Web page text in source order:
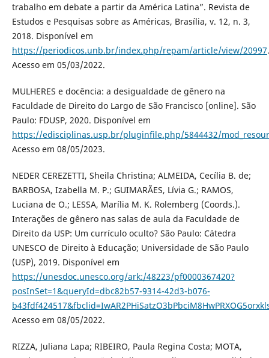
trabalho em debate a partir da América Latina”. Revista de
Estudos e Pesquisas sobre as Américas, Brasília, v. 12, n. 3,
2018. Disponível em
https://periodicos.unb.br/index.php/repam/article/view/20997.
Acesso em 05/03/2022.
MULHERES e docência: a desigualdade de gênero na
Faculdade de Direito do Largo de São Francisco [online]. São
Paulo: FDUSP, 2020. Disponível em
https://edisciplinas.usp.br/pluginfile.php/5844432/
Acesso em 08/05/2023.
NEDER CEREZETTI, Sheila Christina; ALMEIDA, Cecília B. de;
BARBOSA, Izabella M. P.; GUIMARÃES, Lívia G.; RAMOS,
Luciana de O.; LESSA, Marília M. K. Rolemberg (Coords.).
Interações de gênero nas salas de aula da Faculdade de
Direito da USP: Um currículo oculto? São Paulo: Cátedra
UNESCO de Direito à Educação; Universidade de São Paulo
(USP), 2019. Disponível em
https://unesdoc.unesco.org/ark:/48223/pf0000367420?
posInSet=1&queryId=dbc82b57-9314-42d3-b076-
Acesso em 08/05/2022.
RIZZA, Juliana Lapa; RIBEIRO, Paula Regina Costa; MOTA,